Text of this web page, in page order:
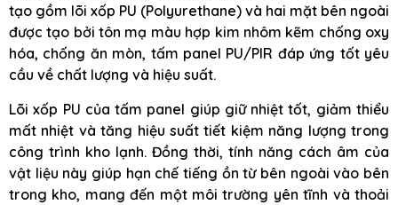
tạo gồm lõi xốp PU (Polyurethane) và hai mặt bên ngoài
được tạo bởi tôn mạ màu hợp kim nhôm kẽm chống oxy
hóa, chống ăn mòn, tấm panel PU/PIR đáp ứng tốt yêu
cầu về chất lượng và hiệu suất.
Lõi xốp PU của tấm panel giúp giữ nhiệt tốt, giảm thiểu
mất nhiệt và tăng hiệu suất tiết kiệm năng lượng trong
công trình kho lạnh. Đồng thời, tính năng cách âm của
vật liệu này giúp hạn chế tiếng ồn từ bên ngoài vào bên
trong kho, mang đến một môi trường yên tĩnh và thoải